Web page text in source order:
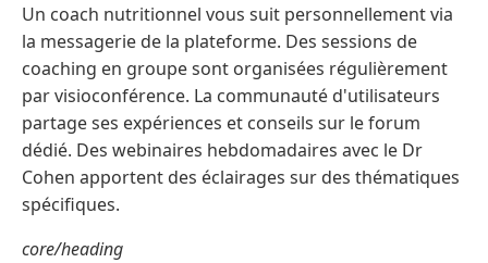
Un coach nutritionnel vous suit personnellement via
la messagerie de la plateforme. Des sessions de
coaching en groupe sont organisées régulièrement
par visioconférence. La communauté d'utilisateurs
partage ses expériences et conseils sur le forum
dédié. Des webinaires hebdomadaires avec le Dr
Cohen apportent des éclairages sur des thématiques
spécifiques.
core/heading